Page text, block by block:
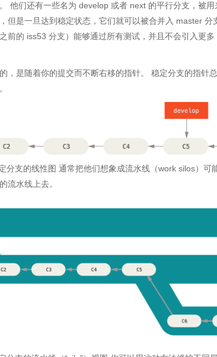
他们还有一些名为 develop 或者 next 的平行分支，被
但是一旦达到稳定状态，它们就可以被合并入 master
前的 iss53 分支）能够通过所有测试，并且不会引入更
，是随着你的提交而不断右移的指针。 稳定分支的指针
分支的线性图 通常把他们想象成流水线（work silos）可
流水线上去。